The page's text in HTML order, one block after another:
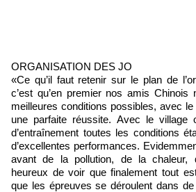
ORGANISATION DES JO
«Ce qu’il faut retenir sur le plan de
c’est qu’en premier nos amis
meilleures conditions possibles, avec le
une parfaite réussite. Avec le village
d’entraînement toutes les conditions
d’excellentes performances.
avant de la pollution, de la chaleur,
heureux de voir que finalement tout
que les épreuves se déroulent dans